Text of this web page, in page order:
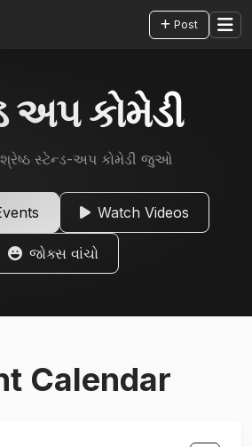
Post
અપ કોમેડી
શ્રેષ્ઠ સ્ટેન્ડ-અપ કોમેડી જુઓ
Watch Videos
જોક્સ વાંચો
Calendar